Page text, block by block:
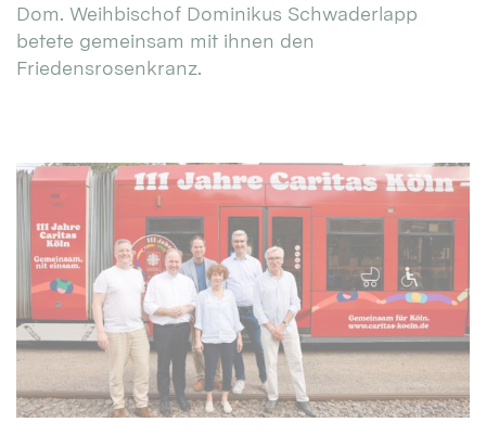
Dom. Weihbischof Dominikus Schwaderlapp
betete gemeinsam mit ihnen den
Friedensrosenkranz.